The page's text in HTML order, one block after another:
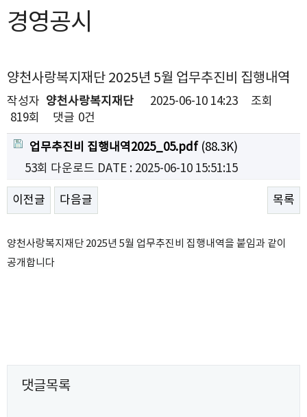
경영공시
양천사랑복지재단 2025년 5월 업무추진비 집행내역
작성자 양천사랑복지재단 2025-06-10 14:23
조회
819회
댓글 0건
업무추진비 집행내역2025_05.pdf (88.3K)
53회 다운로드 DATE : 2025-06-10 15:51:15
이전글 다음글 목록
양천사랑복지재단 2025년 5월 업무추진비 집행내역을 붙임과 같이
공개합니다
댓글목록